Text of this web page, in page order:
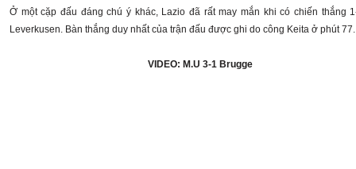
Ở một cặp đấu đáng chú ý khác, Lazio đã rất may mắn khi có chiến thắng
Leverkusen. Bàn thắng duy nhất của trận đấu được ghi do công Keita ở phút
VIDEO: M.U 3-1 Brugge